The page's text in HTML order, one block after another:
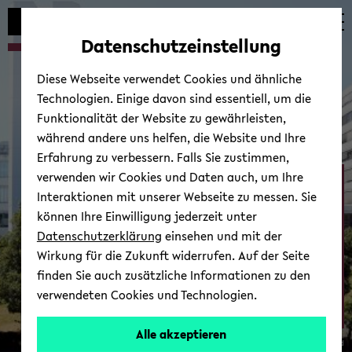
Automatische
vermeiden
zum
wechseln
zum
wechseln
zum
wechseln
Ab­tei­lung Psy­cho­lo­gie
© Uni­ver­si­tät Bie­le­feld
Datenschutzeinstellung
Diese Webseite verwendet Cookies und ähnliche
Technologien. Einige davon sind essentiell, um die
Funktionalität der Website zu gewährleisten,
während andere uns helfen, die Website und Ihre
Erfahrung zu verbessern. Falls Sie zustimmen,
verwenden wir Cookies und Daten auch, um Ihre
Interaktionen mit unserer Webseite zu messen. Sie
können Ihre Einwilligung jederzeit unter
Datenschutzerklärung einsehen und mit der
Wirkung für die Zukunft widerrufen. Auf der Seite
finden Sie auch zusätzliche Informationen zu den
verwendeten Cookies und Technologien.
Alle akzeptieren